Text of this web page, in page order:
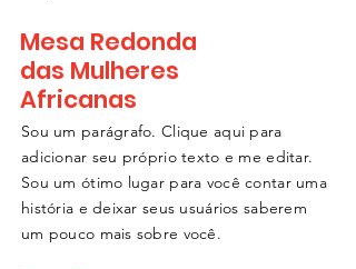
Mesa Redonda
das Mulheres
Africanas
Sou um parágrafo. Clique aqui para
adicionar seu próprio texto e me editar.
Sou um ótimo lugar para você contar uma
história e deixar seus usuários saberem
um pouco mais sobre você.